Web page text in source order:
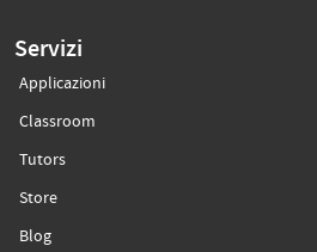
Servizi
Applicazioni
Classroom
Tutors(si apre in un’altra scheda)
Store(si apre in un’altra scheda)
Blog(si apre in un’altra scheda)